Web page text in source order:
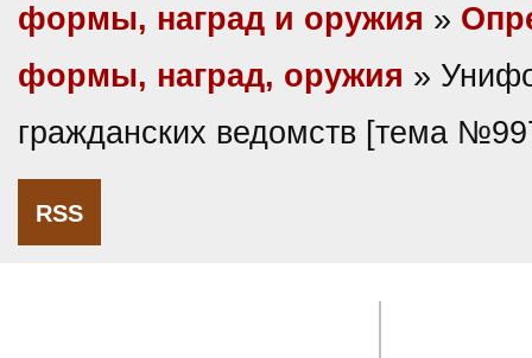
формы, наград и оружия »
формы, наград, оружия »
гражданских ведомств [тема
RSS